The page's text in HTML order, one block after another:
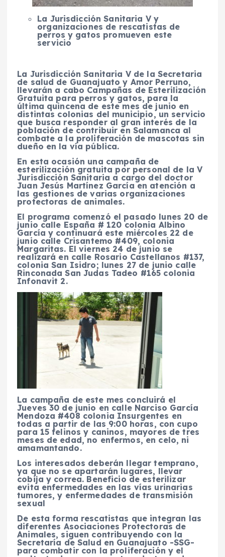
La Jurisdicción Sanitaria V y
organizaciones de rescatistas de
perros y gatos promueven este
servicio
La Jurisdicción Sanitaria V de la Secretaria
de salud de Guanajuato y Amor Perruno,
llevarán a cabo Campañas de Esterilización
Gratuita para perros y gatos, para la
última quincena de este mes de junio en
distintas colonias del municipio, un servicio
que busca responder al gran interés de la
población de contribuir en Salamanca al
combate a la proliferación de mascotas sin
dueño en la vía pública.
En esta ocasión una campaña de
esterilización gratuita por personal de la V
Jurisdicción Sanitaria a cargo del doctor
Juan Jesús Martínez García en atención a
las gestiones de varias organizaciones
protectoras de animales.
El programa comenzó el pasado lunes 20 de
junio calle España # 120 colonia Albino
García y continuará este miércoles 22 de
junio calle Crisantemo #409, colonia
Margaritas. El viernes 24 de junio se
realizará en calle Rosario Castellanos #137,
colonia San Isidro; lunes 27 de junio calle
Rinconada San Judas Tadeo #165 colonia
Infonavit 2.
La campaña de este mes concluirá el
Jueves 30 de junio en calle Narciso García
Mendoza #408 colonia Insurgentes en
todas a partir de las 9:00 horas, con cupo
para 15 felinos y caninos, mayores de tres
meses de edad, no enfermos, en celo, ni
amamantando.
Los interesados deberán llegar temprano,
ya que no se apartarán lugares, llevar
cobija y correa. Beneficio de esterilizar
evita enfermedades en las vías urinarias
tumores, y enfermedades de transmisión
sexual
De esta forma rescatistas que integran las
diferentes Asociaciones Protectoras de
Animales, siguen contribuyendo con la
Secretaría de Salud en Guanajuato -SSG-
para combatir con la proliferación y el